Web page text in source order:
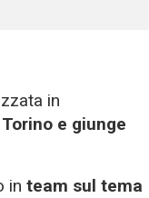
in
e giunge
in team sul tema